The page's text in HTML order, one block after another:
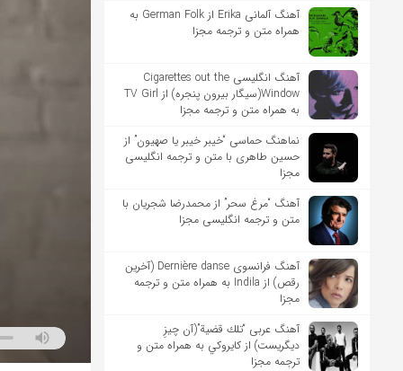
آهنگ آلمانی Erika از German Folk به
همراه متن و ترجمه مجزا
آهنگ انگلیسی Cigarettes out the
Window(سیگار بیرون پنجره) از TV Girl
به همراه متن و ترجمه مجزا
نماهنگ حماسی “خیبر خیبر یا صهیون” از
حسین طاهری با متن و ترجمه انگلیسی
مجزا
آهنگ “مرغ سحر” از محمدرضا شجریان با
متن و ترجمه انگلیسی مجزا
آهنگ فرانسوی Dernière danse (آخرین
رقص) از Indila به همراه متن و ترجمه
مجزا
آهنگ عربی “تلك قضية”(آن چیزِ
دیگریست) از كايروكي به همراه متن و
ترجمه مجزا